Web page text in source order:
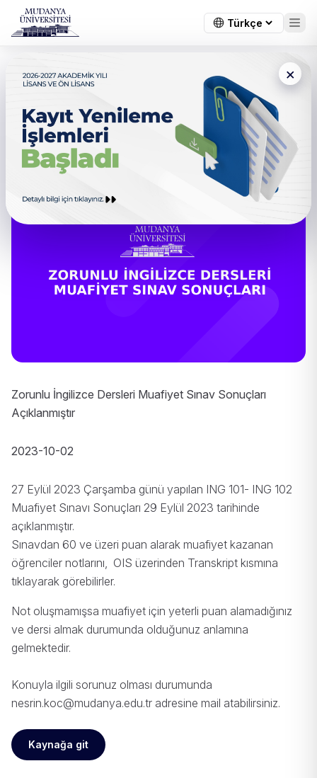
×
← Tüm duyurular
Zorunlu İngilizce Dersleri
Muafiyet Sınav Sonuçları
Açıklanmıştır
Zorunlu İngilizce Dersleri Muafiyet Sınav Sonuçları
Açıklanmıştır
2023-10-02
27 Eylül 2023 Çarşamba günü yapılan ING 101- ING 102
Muafiyet Sınavı Sonuçları 29 Eylül 2023 tarihinde
açıklanmıştır.
Sınavdan 60 ve üzeri puan alarak muafiyet kazanan
öğrenciler notlarını, OIS üzerinden Transkript kısmına
tıklayarak görebilirler.
Not oluşmamışsa muafiyet için yeterli puan alamadığınız
ve dersi almak durumunda olduğunuz anlamına
gelmektedir.
Konuyla ilgili sorunuz olması durumunda
nesrin.koc@mudanya.edu.tr adresine mail atabilirsiniz.
Kaynağa git